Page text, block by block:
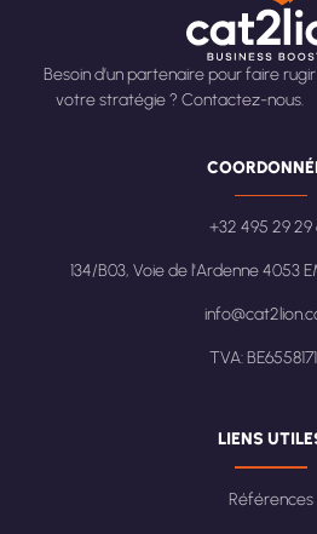
Besoin d’un partenaire pour faire rugir
votre stratégie ? Contactez-nous.
+32 495 29 29
134/B03, Voie de l'Ardenne 4053
TVA:
LIENS
Références